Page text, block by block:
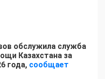
обслужила служба
Казахстана за
года, сообщает